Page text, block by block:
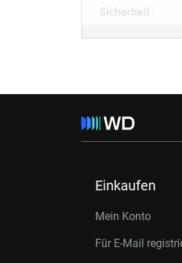
Sicherheit
Einkaufen
Mein Konto
Für E-Mail